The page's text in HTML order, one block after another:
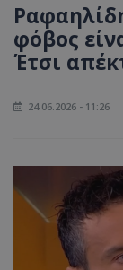
φόβος
Έτσι
24.06.2026 - 11:26